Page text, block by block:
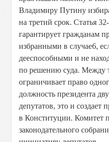
Владимиру Путину
на третий срок. Статья
гарантирует гражданам
избранными в случае6,
дееспособными и не
по решению суда. Между
ограничивает право
должность президента
депутатов, это и создает
в Конституции. Комитет
законодательного